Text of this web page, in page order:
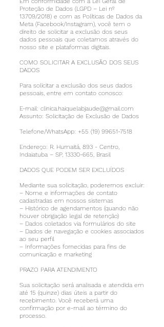
Proteção de Dados (LGPD – Lei nº
13.709/2018) e com as Políticas de Dados da
Meta (Facebook/Instagram), você tem o
direito de solicitar a exclusão dos seus
dados pessoais que coletamos através do
nosso site e plataformas digitais.
COMO SOLICITAR A EXCLUSÃO DOS SEUS
DADOS
Para solicitar a exclusão dos seus dados
pessoais, entre em contato conosco:
E-mail: clinica.haiquelabjaude@gmail.com
Assunto: Solicitação de Exclusão de Dados
Telefone/WhatsApp: +55 (19) 99651-7518
Endereço: R. Humaitá, 893 - Centro,
Indaiatuba – SP, 13330-665, Brasil
DADOS QUE PODEM SER EXCLUÍDOS
Mediante sua solicitação, poderemos excluir:
– Nome e informações de contato
cadastradas em nossos sistemas
– Histórico de agendamentos (quando não
houver obrigação legal de retenção)
– Dados coletados via formulários do site
– Dados de navegação e cookies associados
ao seu perfil
– Informações fornecidas para fins de
comunicação e marketing
PRAZO PARA ATENDIMENTO
Sua solicitação será analisada e atendida em
até 15 (quinze) dias úteis a partir do
recebimento. Você receberá uma
confirmação por e-mail ao término do
processo.